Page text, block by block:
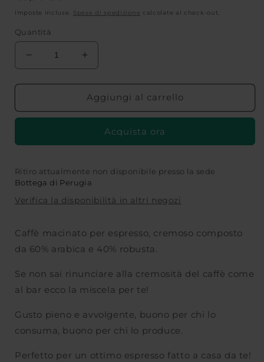
di
Imposte incluse. Spese di spedizione calcolate al check-out.
Quantità
Diminuisci
quantità
per
MISCELA
250
ALTROMERCATO
Aumenta
quantità
per
CAFFÈ-
MISCELA
ESPRESSO-
250
ALTROMERCATO
Aggiungi al carrello
Acquista ora
Ritiro attualmente non disponibile presso la sede
Bottega di Perugia
Verifica la disponibilità in altri negozi
Caffè macinato per espresso, cremoso composto
da 60% arabica e 40% robusta.
Se non sai rinunciare alla cremosità del caffè come
al bar ecco la miscela per te!
Gusto pieno e avvolgente, buono per chi lo
consuma, buono per chi lo produce.
Perfetto per un ottimo espresso fatto a casa da te!